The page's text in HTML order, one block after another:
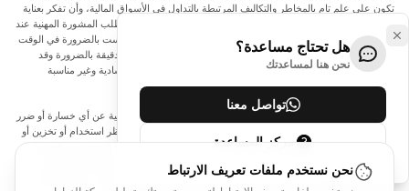
تكون على علم تام بالمخاطر والتكاليف المرتبطة بالتداول في الأسواق المالية، وأن تفكر بعناية
في أهدافك الاستثمارية ومستوى خبرتك ورغبتك في المخاطرة، وأن تطلب المشورة المهنية عند
الحاجة. تود Arincen أن تذكرك بأن البيانات الواردة في هذا الموقع ليست بالضرورة في الوقت
الفعلي وليست دقيقة. البيانات والأسعار الموجودة على الموقع ليست دقيقة بالضرورة وقد
تختلف عن السعر الفعلي في أي سوق معينة، مما يعني أن الأسعار إرشادية وغير مناسبة
لأغراض التداول.
لن يتحمل Arincen وأي مزود للبيانات الواردة في هذا الموقع المسؤولية عن أي خسارة أو ضرر
نتيجة لتداولك، أو اعتمادك على المعلومات الواردة في هذا الموقع. يحظر استخدام أو تخزين أو
إعادة إنتاج أو عرض أو تعديل أو نقل أو توزيع البيانات الموجودة في هذا الموقع دون الحصول
على إذن كتابي صريح مسبق من Arincen و/أو مزود البيانات. جميع حقوق الملكية الفكرية
محفوظة من قبل مقدمي الخدمة و/أو البورصة التي تقدم البيانات الواردة في هذا الموقع. قد
هل تحتاج مساعدة؟
نحن هنا لمساعدتك
تواصل معنا
مركز المساعدة
نحن نستخدم ملفات تعريف الارتباط